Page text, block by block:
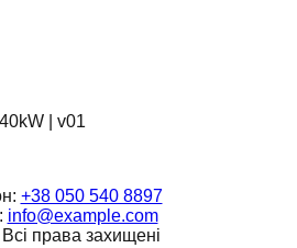
40kW
v01
+38 050 540 8897
info@example.com
Всі права захищені